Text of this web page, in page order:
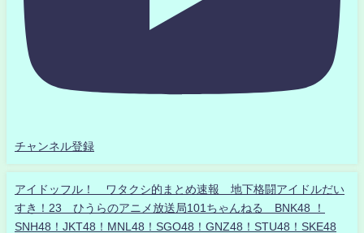
チャンネル登録
アイドッフル！ ワタクシ的まとめ速報 地下格闘アイドルだい
すき！23 ひうらのアニメ放送局101ちゃんねる BNK48 ！
SNH48！JKT48！MNL48！SGO48！GNZ48！STU48！SKE48